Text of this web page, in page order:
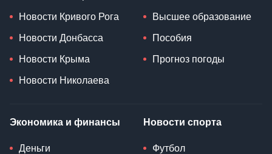
Новости Кривого Рога
Новости Донбасса
Новости Крыма
Новости Николаева
Высшее образование
Пособия
Прогноз погоды
Экономика и финансы
Деньги
Новости спорта
Футбол